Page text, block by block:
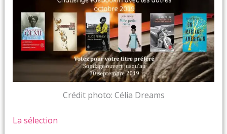
Crédit photo: Célia Dreams
La sélection